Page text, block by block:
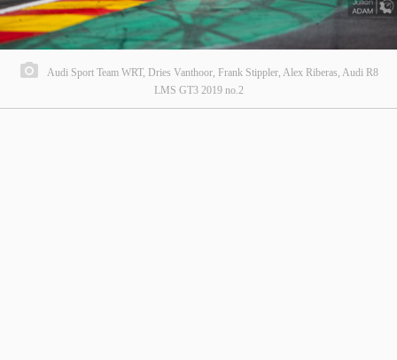
Audi Sport Team WRT, Dries Vanthoor, Frank Stippler, Alex Riberas, Audi R8
LMS GT3 2019 no.2